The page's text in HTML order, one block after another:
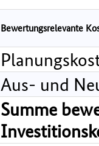
Bewertungsrelevante
Aus- und
Summe